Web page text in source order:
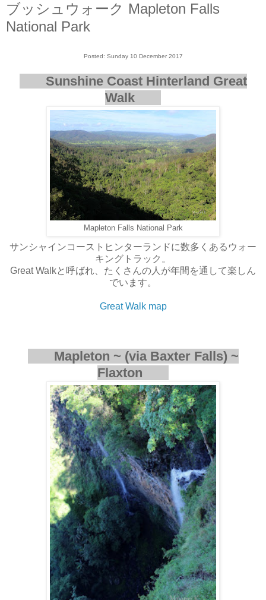
ブッシュウォーク Mapleton Falls
National Park
Posted: Sunday 10 December 2017
Sunshine Coast Hinterland Great
Walk
Mapleton Falls National Park
サンシャインコーストヒンターランドに数多くあるウォー
キングトラック。
Great Walkと呼ばれ、たくさんの人が年間を通して楽しん
でいます。
Great Walk map
Mapleton ~ (via Baxter Falls) ~
Flaxton